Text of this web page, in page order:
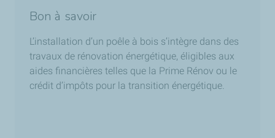
Bon à savoir
L’installation d’un poêle à bois s’intègre dans des
travaux de rénovation énergétique, éligibles aux
aides financières telles que la Prime Rénov ou le
crédit d’impôts pour la transition énergétique.